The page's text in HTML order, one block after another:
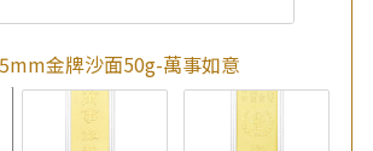
金牌沙面50g-萬事如意